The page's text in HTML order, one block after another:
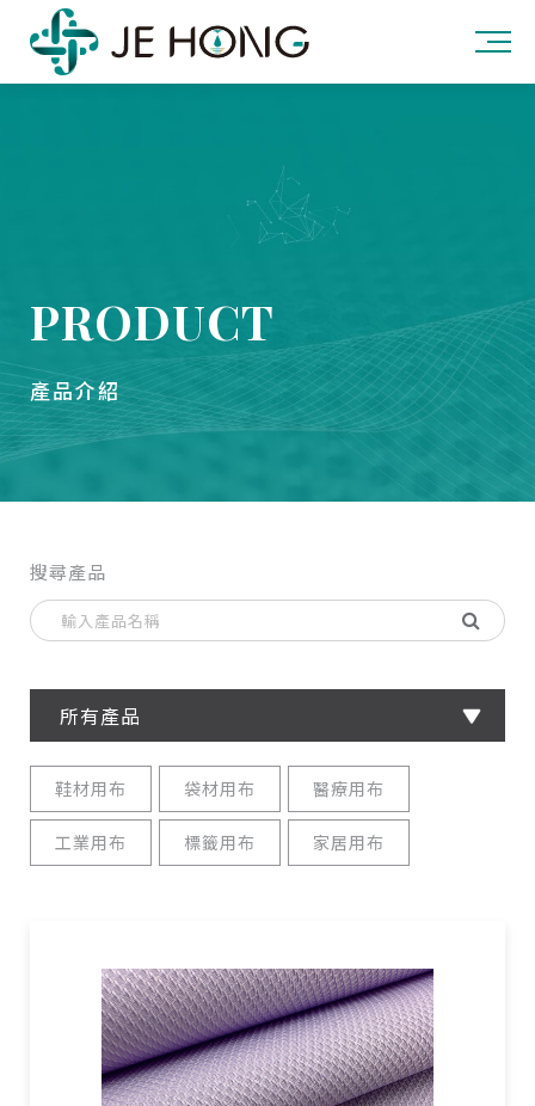
PRODUCT
產品介紹
搜尋產品
所有產品
鞋材用布 袋材用布 醫療用布
工業用布 標籤用布 家居用布